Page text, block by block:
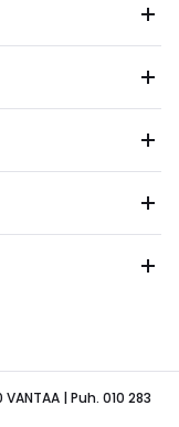
| Puh. 010 283